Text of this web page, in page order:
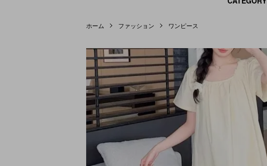
ホーム ファッション ワンピース